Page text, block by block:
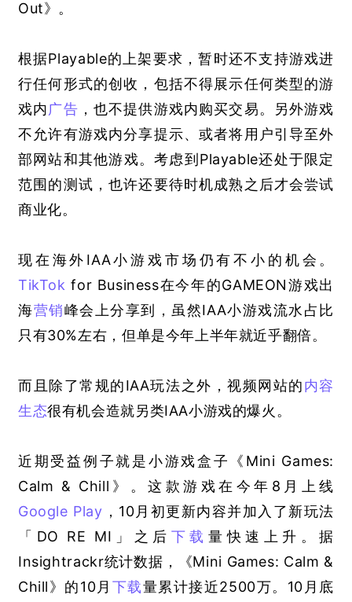
Out》。
根据Playable的上架要求，暂时还不支持游戏进
行任何形式的创收，包括不得展示任何类型的游
戏内广告 ，也不提供游戏内购买交易。另外游戏
不允许有游戏内分享提示、或者将用户引导至外
部网站和其他游戏。考虑到Playable还处于限定
范围的测试，也许还要待时机成熟之后才会尝试
商业化。
现在海外IAA小游戏市场仍有不小的机会。
TikTok for Business在今年的GAMEON游戏出
海营销峰会上分享到，虽然IAA小游戏流水占比
只有30%左右，但单是今年上半年就近乎翻倍。
而且除了常规的IAA玩法之外，视频网站的内容
生态很有机会造就另类IAA小游戏的爆火。
近期受益例子就是小游戏盒子《Mini Games:
Calm & Chill》。这款游戏在今年8月上线
Google Play ，10月初更新内容并加入了新玩法
「DO RE MI」之后 下载量快速上升。据
Insightrackr统计数据，《Mini Games: Calm &
Chill》的10月 下载量累计接近2500万。10月底